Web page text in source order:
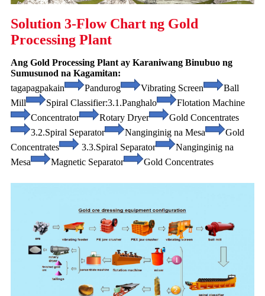
Solution 3-Flow Chart ng Gold
Processing Plant
Ang Gold Processing Plant ay Karaniwang Binubuo ng
Sumusunod na Kagamitan:
tagapagpakain
Pandurog Vibrating Screen
Ball
Mill
Spiral Classifier:3.1.Panghalo
Flotation Machine
Concentrator
Rotary Dryer
Gold Concentrates
3.2.Spiral Separator
Nanginginig na Mesa
Gold
Concentrates
3.3.Spiral Separator
Nanginginig na
Mesa
Magnetic Separator Gold Concentrates